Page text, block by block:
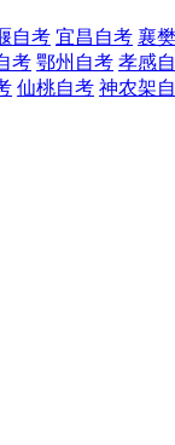
自考 宜昌自考 襄
考 鄂州自考 孝感
仙桃自考 神农架